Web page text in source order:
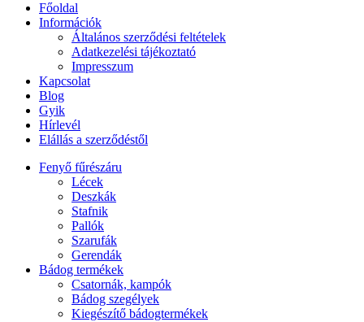
Főoldal
Információk
Általános szerződési feltételek
Adatkezelési tájékoztató
Impresszum
Kapcsolat
Blog
Gyik
Hírlevél
Elállás a szerződéstől
Fenyő fűrészáru
Lécek
Deszkák
Stafnik
Pallók
Szarufák
Gerendák
Bádog termékek
Csatornák, kampók
Bádog szegélyek
Kiegészítő bádogtermékek